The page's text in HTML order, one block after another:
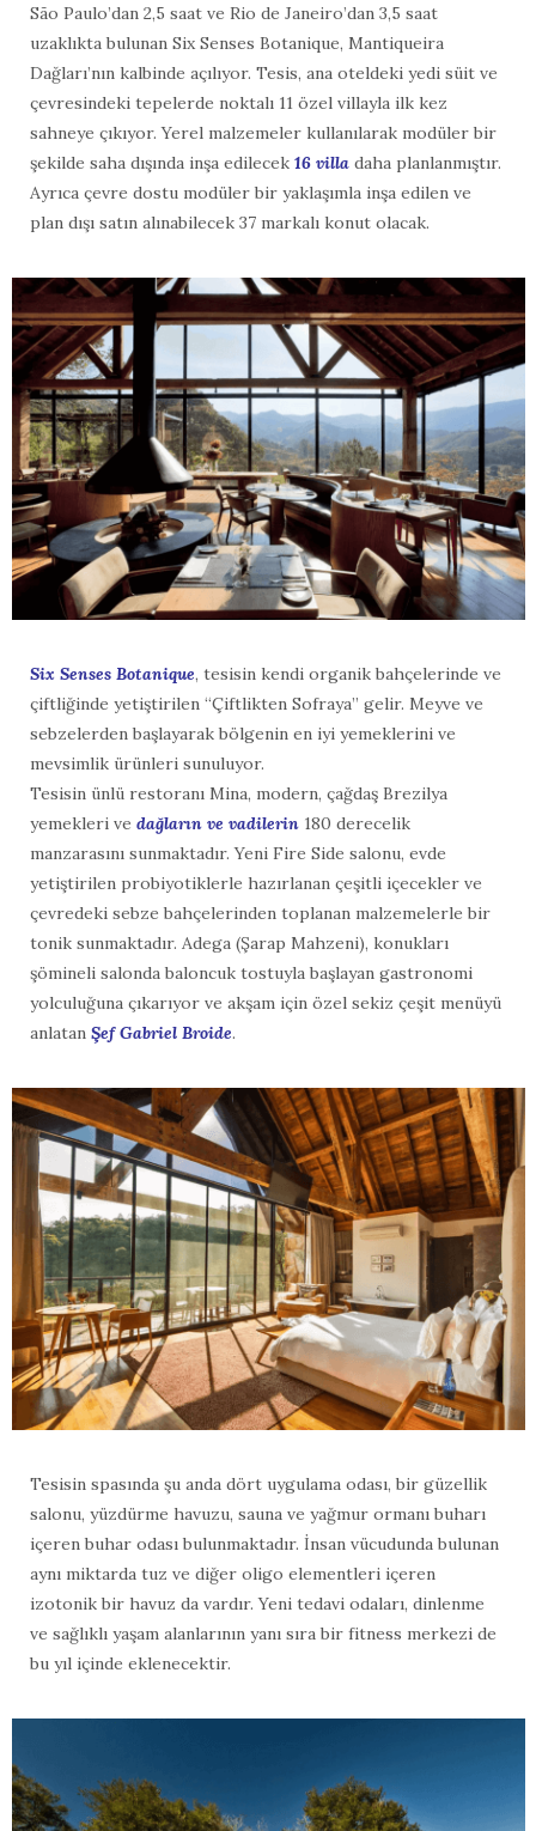
São Paulo’dan 2,5 saat ve Rio de Janeiro’dan 3,5 saat
uzaklıkta bulunan Six Senses Botanique, Mantiqueira
Dağları’nın kalbinde açılıyor. Tesis, ana oteldeki yedi süit ve
çevresindeki tepelerde noktalı 11 özel villayla ilk kez
sahneye çıkıyor. Yerel malzemeler kullanılarak modüler bir
şekilde saha dışında inşa edilecek 16 villa daha planlanmıştır.
Ayrıca çevre dostu modüler bir yaklaşımla inşa edilen ve
plan dışı satın alınabilecek 37 markalı konut olacak.
Six Senses Botanique, tesisin kendi organik bahçelerinde ve
çiftliğinde yetiştirilen “Çiftlikten Sofraya” gelir. Meyve ve
sebzelerden başlayarak bölgenin en iyi yemeklerini ve
mevsimlik ürünleri sunuluyor.
Tesisin ünlü restoranı Mina, modern, çağdaş Brezilya
yemekleri ve dağların ve vadilerin 180 derecelik
manzarasını sunmaktadır. Yeni Fire Side salonu, evde
yetiştirilen probiyotiklerle hazırlanan çeşitli içecekler ve
çevredeki sebze bahçelerinden toplanan malzemelerle bir
tonik sunmaktadır. Adega (Şarap Mahzeni), konukları
şömineli salonda baloncuk tostuyla başlayan gastronomi
yolculuğuna çıkarıyor ve akşam için özel sekiz çeşit menüyü
anlatan Şef Gabriel Broide.
Tesisin spasında şu anda dört uygulama odası, bir güzellik
salonu, yüzdürme havuzu, sauna ve yağmur ormanı buharı
içeren buhar odası bulunmaktadır. İnsan vücudunda bulunan
aynı miktarda tuz ve diğer oligo elementleri içeren
izotonik bir havuz da vardır. Yeni tedavi odaları, dinlenme
ve sağlıklı yaşam alanlarının yanı sıra bir fitness merkezi de
bu yıl içinde eklenecektir.